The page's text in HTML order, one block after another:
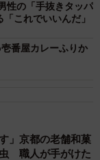
ごはんと弁当の
性の「手抜きタッパ
これでいいんだ」
番屋カレーふりか
」京都の老舗和菓
職人が手がけた